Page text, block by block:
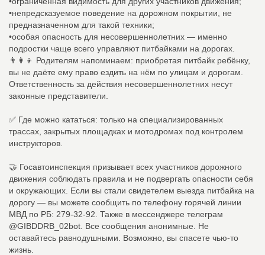
•непредсказуемое поведение на дорожном покрытии, не
предназначенном для такой техники;
•особая опасность для несовершеннолетних — именно
подростки чаще всего управляют питбайками на дорогах.
👨‍👩‍👦 Родителям напоминаем: приобретая питбайк ребёнку,
вы не даёте ему право ездить на нём по улицам и дорогам.
Ответственность за действия несовершеннолетних несут
законные представители.
✅ Где можно кататься: только на специализированных
трассах, закрытых площадках и мотодромах под контролем
инструкторов.
🤝 Госавтоинспекция призывает всех участников дорожного
движения соблюдать правила и не подвергать опасности себя
и окружающих. Если вы стали свидетелем выезда питбайка на
дорогу — вы можете сообщить по телефону горячей линии
МВД по РБ: 279-32-92. Также в мессенджере телеграм
@GIBDDRB_02bot. Все сообщения анонимные. Не
оставайтесь равнодушными. Возможно, вы спасете чью-то
жизнь.